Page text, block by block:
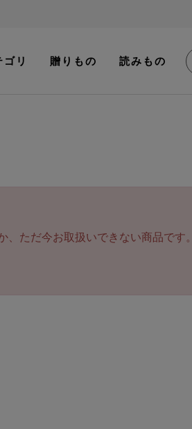
リ 贈りもの 読みもの
、ただ今お取扱いできない商品です。